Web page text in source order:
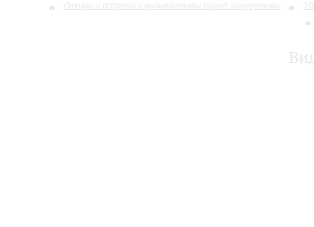
Лекции и встречи с музыкантами перед концертами